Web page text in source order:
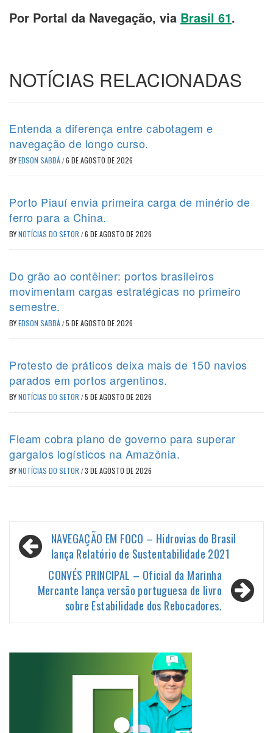
Por Portal da Navegação, via Brasil 61.
NOTÍCIAS RELACIONADAS
Entenda a diferença entre cabotagem e
navegação de longo curso.
BYEDSON SABBÁ/6 DE AGOSTO DE 2026
Porto Piauí envia primeira carga de minério de
ferro para a China.
BYNOTÍCIAS DO SETOR /6 DE AGOSTO DE 2026
Do grão ao contêiner: portos brasileiros
movimentam cargas estratégicas no primeiro
semestre.
BYEDSON SABBÁ/5 DE AGOSTO DE 2026
Protesto de práticos deixa mais de 150 navios
parados em portos argentinos.
BYNOTÍCIAS DO SETOR /5 DE AGOSTO DE 2026
Fieam cobra plano de governo para superar
gargalos logísticos na Amazônia.
BYNOTÍCIAS DO SETOR /3 DE AGOSTO DE 2026
Navegação
de
Post
NAVEGAÇÃO EM FOCO – Hidrovias do Brasil
lança Relatório de Sustentabilidade 2021
CONVÉS PRINCIPAL – Oficial da Marinha
Mercante lança versão portuguesa de livro
sobre Estabilidade dos Rebocadores.